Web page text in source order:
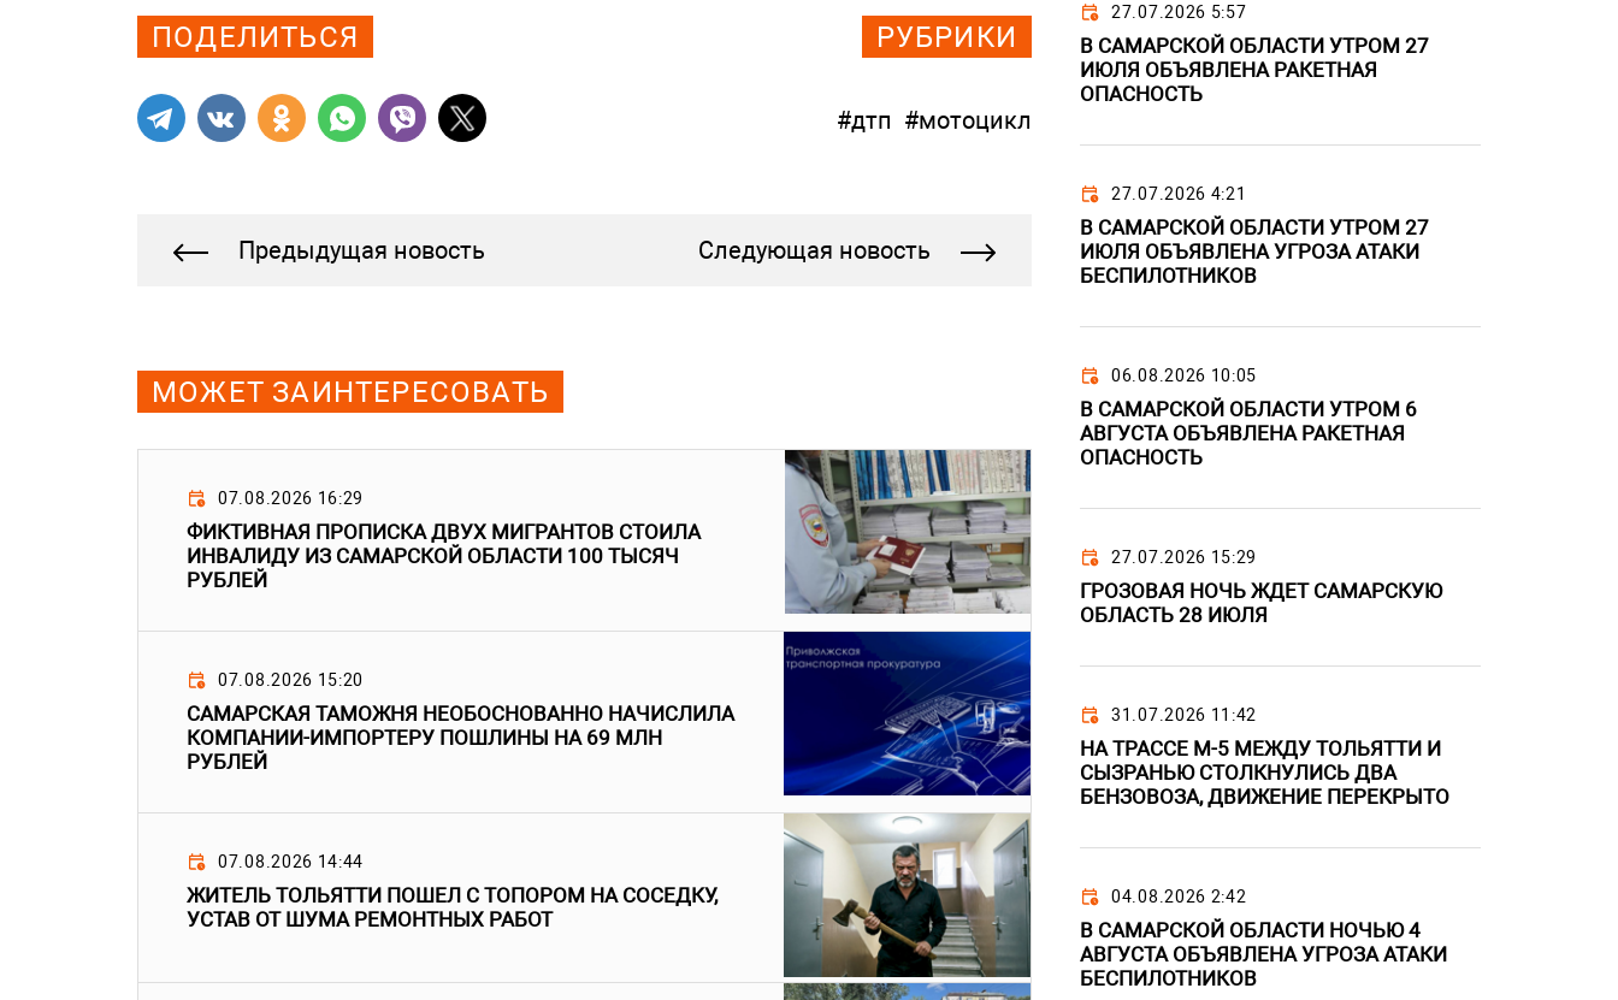
ПОДЕЛИТЬСЯ РУБРИКИ
#дтп #мотоцикл
Предыдущая новость Следующая новость
МОЖЕТ ЗАИНТЕРЕСОВАТЬ
07.08.2026 16:29
ФИКТИВНАЯ ПРОПИСКА ДВУХ МИГРАНТОВ СТОИЛА
ИНВАЛИДУ ИЗ САМАРСКОЙ ОБЛАСТИ 100 ТЫСЯЧ
РУБЛЕЙ
07.08.2026 15:20
САМАРСКАЯ ТАМОЖНЯ НЕОБОСНОВАННО НАЧИСЛИЛА
КОМПАНИИ-ИМПОРТЕРУ ПОШЛИНЫ НА 69 МЛН
РУБЛЕЙ
07.08.2026 14:44
ЖИТЕЛЬ ТОЛЬЯТТИ ПОШЕЛ С ТОПОРОМ НА СОСЕДКУ,
УСТАВ ОТ ШУМА РЕМОНТНЫХ РАБОТ
27.07.2026 5:57
В САМАРСКОЙ ОБЛАСТИ УТРОМ 27
ИЮЛЯ ОБЪЯВЛЕНА РАКЕТНАЯ
ОПАСНОСТЬ
27.07.2026 4:21
В САМАРСКОЙ ОБЛАСТИ УТРОМ 27
ИЮЛЯ ОБЪЯВЛЕНА УГРОЗА АТАКИ
БЕСПИЛОТНИКОВ
06.08.2026 10:05
В САМАРСКОЙ ОБЛАСТИ УТРОМ 6
АВГУСТА ОБЪЯВЛЕНА РАКЕТНАЯ
ОПАСНОСТЬ
27.07.2026 15:29
ГРОЗОВАЯ НОЧЬ ЖДЕТ САМАРСКУЮ
ОБЛАСТЬ 28 ИЮЛЯ
31.07.2026 11:42
НА ТРАССЕ М-5 МЕЖДУ ТОЛЬЯТТИ И
СЫЗРАНЬЮ СТОЛКНУЛИСЬ ДВА
БЕНЗОВОЗА, ДВИЖЕНИЕ ПЕРЕКРЫТО
04.08.2026 2:42
В САМАРСКОЙ ОБЛАСТИ НОЧЬЮ 4
АВГУСТА ОБЪЯВЛЕНА УГРОЗА АТАКИ
БЕСПИЛОТНИКОВ